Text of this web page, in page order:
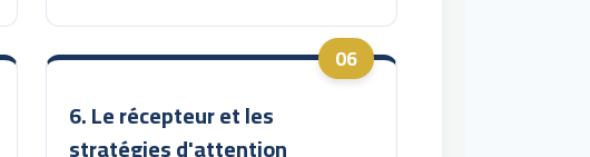
6. Le récepteur et les
stratégies d'attention